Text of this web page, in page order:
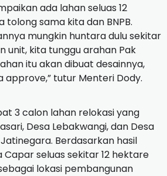
ada lahan seluas 12
tolong sama kita dan BNPB.
mungkin huntara dulu sekitar
unit, kita tunggu arahan Pak
itu akan dibuat desainnya,
approve,” tutur Menteri Dody.
3 calon lahan relokasi yang
Desa Lebakwangi, dan Desa
Berdasarkan hasil
Capar seluas sekitar 12 hektare
lokasi pembangunan